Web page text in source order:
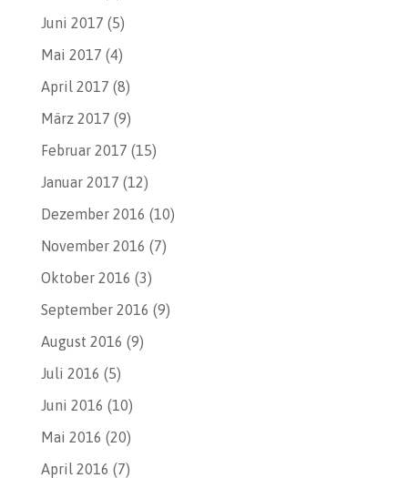
Juni 2017 (5)
Mai 2017 (4)
April 2017 (8)
März 2017 (9)
Februar 2017 (15)
Januar 2017 (12)
Dezember 2016 (10)
November 2016 (7)
Oktober 2016 (3)
September 2016 (9)
August 2016 (9)
Juli 2016 (5)
Juni 2016 (10)
Mai 2016 (20)
April 2016 (7)